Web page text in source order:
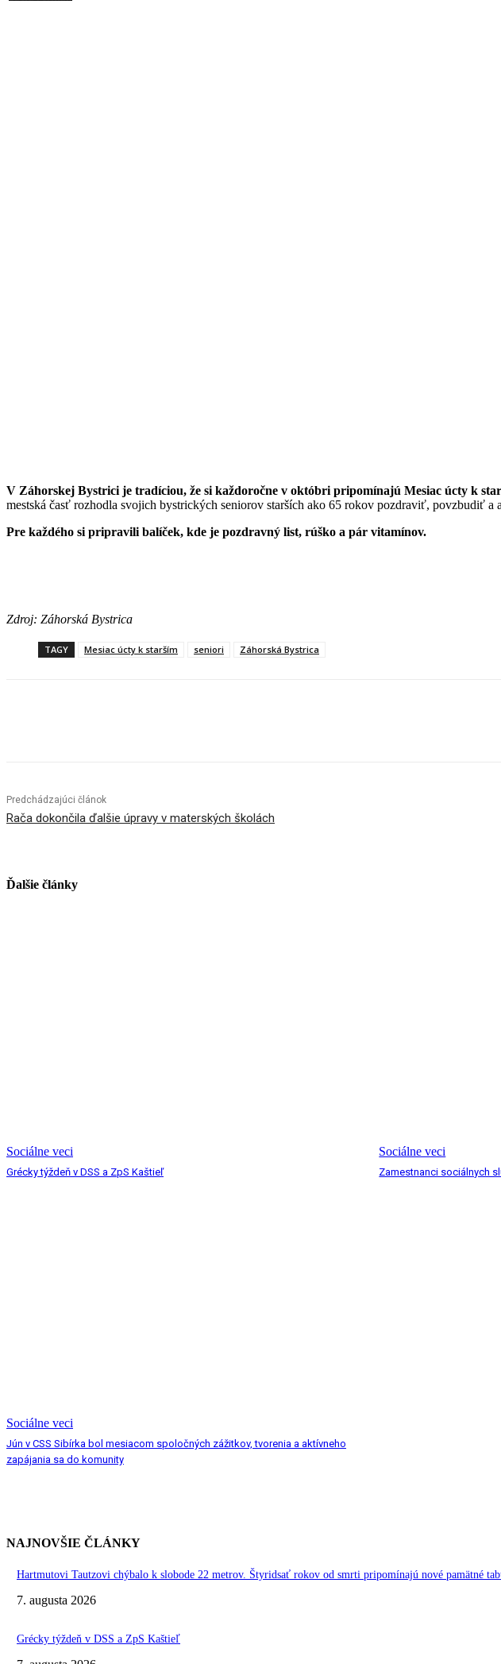
V Záhorskej Bystrici je tradíciou, že si každoročne v októbri pripomínajú Mesiac úcty k
mestská časť rozhodla svojich bystrických seniorov starších ako 65 rokov pozdraviť, povzbudiť a
Pre každého si pripravili balíček, kde je pozdravný list, rúško a pár vitamínov.
Zdroj: Záhorská Bystrica
TAGY Mesiac úcty k starším seniori Záhorská Bystrica
Predchádzajúci článok
Rača dokončila ďalšie úpravy v materských školách
Ďalšie články
Sociálne veci
Grécky týždeň v DSS a ZpS Kaštieľ
Sociálne veci
Zamestnanci sociálnych
Sociálne veci
Jún v CSS Sibírka bol mesiacom spoločných zážitkov, tvorenia a aktívneho
zapájania sa do komunity
NAJNOVŠIE ČLÁNKY
Hartmutovi Tautzovi chýbalo k slobode 22 metrov. Štyridsať rokov od smrti pripomínajú nové pamätné
7. augusta 2026
Grécky týždeň v DSS a ZpS Kaštieľ